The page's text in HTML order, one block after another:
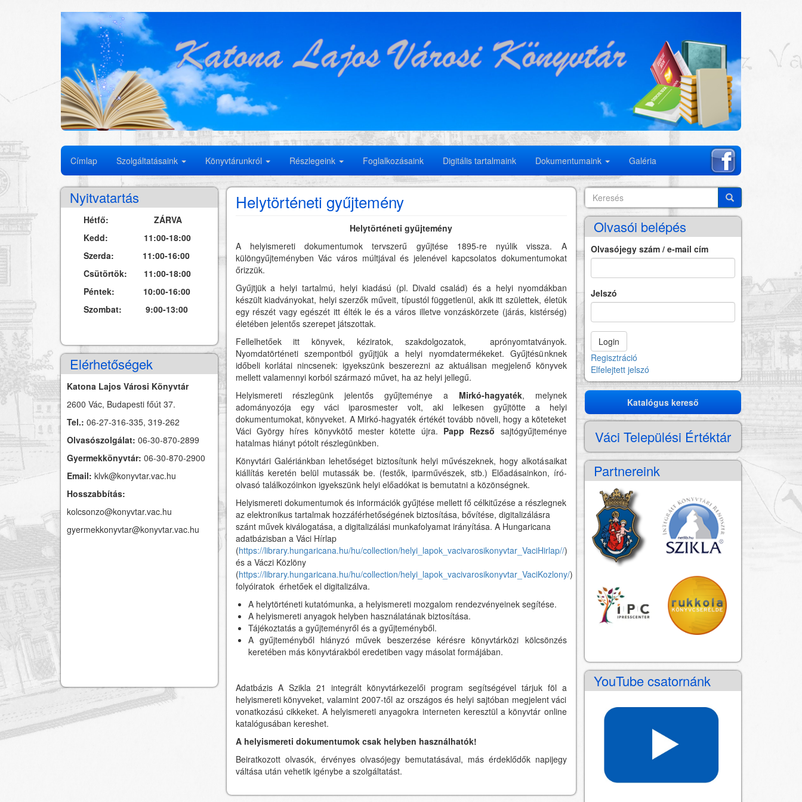
Fő
navigáció
Címlap Szolgáltatásaink Könyvtárunkról Részlegeink Foglalkozásaink Digitális tartalmaink Dokumentumaink Galéria
Nyitvatartás
Hétfő: ZÁRVA
Kedd: 11:00-18:00
Szerda: 11:00-16:00
Csütörtök: 11:00-18:00
Péntek: 10:00-16:00
Szombat: 9:00-13:00
Elérhetőségek
Katona Lajos Városi Könyvtár
2600 Vác, Budapesti főút 37.
Tel.: 06-27-316-335, 319-262
Olvasószolgálat: 06-30-870-2899
Gyermekkönyvtár: 06-30-870-2900
Email: klvk@konyvtar.vac.hu
Hosszabbítás:
kolcsonzo@konyvtar.vac.hu
gyermekkonyvtar@konyvtar.vac.hu
Helytörténeti gyűjtemény
Helytörténeti gyűjtemény
A helyismereti dokumentumok tervszerű gyűjtése 1895-re nyúlik vissza. A
különgyűjteményben Vác város múltjával és jelenével kapcsolatos dokumentumokat
őrizzük.
Gyűjtjük a helyi tartalmú, helyi kiadású (pl. Divald család) és a helyi nyomdákban
készült kiadványokat, helyi szerzők műveit, típustól függetlenül, akik itt születtek, életük
egy részét vagy egészét itt élték le és a város illetve vonzáskörzete (járás, kistérség)
életében jelentős szerepet játszottak.
Fellelhetőek itt könyvek, kéziratok, szakdolgozatok, aprónyomtatványok.
Nyomdatörténeti szempontból gyűjtjük a helyi nyomdatermékeket. Gyűjtésünknek
időbeli korlátai nincsenek: igyekszünk beszerezni az aktuálisan megjelenő könyvek
mellett valamennyi korból származó művet, ha az helyi jellegű.
Helyismereti részlegünk jelentős gyűjteménye a Mirkó-hagyaték, melynek
adományozója egy váci iparosmester volt, aki lelkesen gyűjtötte a helyi
dokumentumokat, könyveket. A Mirkó-hagyaték értékét tovább növeli, hogy a köteteket
Váci György híres könyvkötő mester kötette újra. Papp Rezső sajtógyűjteménye
hatalmas hiányt pótolt részlegünkben.
Könyvtári Galériánkban lehetőséget biztosítunk helyi művészeknek, hogy alkotásaikat
kiállítás keretén belül mutassák be. (festők, iparművészek, stb.) Előadásainkon, író-
olvasó találkozóinkon igyekszünk helyi előadókat is bemutatni a közönségnek.
Helyismereti dokumentumok és információk gyűjtése mellett fő célkitűzése a részlegnek
az elektronikus tartalmak hozzáférhetőségének biztosítása, bővítése, digitalizálásra
szánt művek kiválogatása, a digitalizálási munkafolyamat irányítása. A Hungaricana
adatbázisban a Váci Hírlap
(https://library.hungaricana.hu/hu/collection/helyi_lapok_vacivarosikonyvtar_VaciHirlap//)
és a Váczi Közlöny
(https://library.hungaricana.hu/hu/collection/helyi_lapok_vacivarosikonyvtar_VaciKozlony/)
folyóiratok érhetőek el digitalizálva.
A helytörténeti kutatómunka, a helyismereti mozgalom rendezvényeinek segítése.
A helyismereti anyagok helyben használatának biztosítása.
Tájékoztatás a gyűjteményről és a gyűjteményből.
A gyűjteményből hiányzó művek beszerzése kérésre könyvtárközi kölcsönzés
keretében más könyvtárakból eredetiben vagy másolat formájában.
Adatbázis A Szikla 21 integrált könyvtárkezelői program segítségével tárjuk föl a
helyismereti könyveket, valamint 2007-től az országos és helyi sajtóban megjelent váci
vonatkozású cikkeket. A helyismereti anyagokra interneten keresztül a könyvtár online
katalógusában kereshet.
A helyismereti dokumentumok csak helyben használhatók!
Beiratkozott olvasók, érvényes olvasójegy bemutatásával, más érdeklődők napijegy
váltása után vehetik igénybe a szolgáltatást.
Search
Keresés Keresés
Olvasói belépés
Olvasójegy szám / e-mail cím
Jelszó
Regisztráció
Elfelejtett jelszó
Katalógus
kereső
Katalógus kereső
Váci Települési Értéktár
Partnereink
YouTube csatornánk